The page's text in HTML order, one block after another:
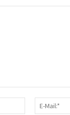
Name:*